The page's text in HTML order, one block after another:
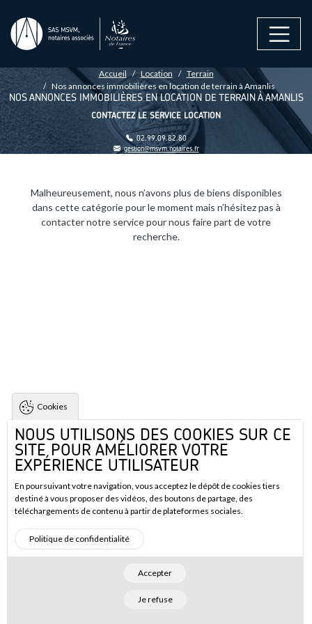
FIL D'ARIANEAccueil Location
Terrain
Nos annonces immobilières en location de terrain à Amanlis
NOS ANNONCES IMMOBILIÈRES EN LOCATION DE TERRAIN À AMANLIS
CONTACTEZ LE SERVICE LOCATION
02.99.09.82.80
gestion@msvm.notaires.fr
Malheureusement, nous n’avons plus de biens disponibles
dans cette catégorie pour le moment mais n’hésitez pas à
contacter notre service pour nous faire part de votre
recherche.
Cookies
NOUS UTILISONS DES COOKIES SUR CE
SITE POUR AMÉLIORER VOTRE
EXPÉRIENCE UTILISATEUR
En poursuivant votre navigation, vous acceptez le dépôt de cookies tiers
destiné à vous proposer des vidéos, des boutons de partage, des
téléchargements de contenu à partir de plateformes sociales.
Politique de confidentialité
Accepter
Je refuse